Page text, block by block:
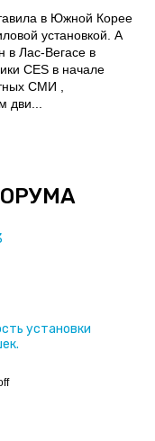
в Южной Корее
установкой. А
в Лас-Вегасе в
CES в начале
СМИ ,
дви...
установки